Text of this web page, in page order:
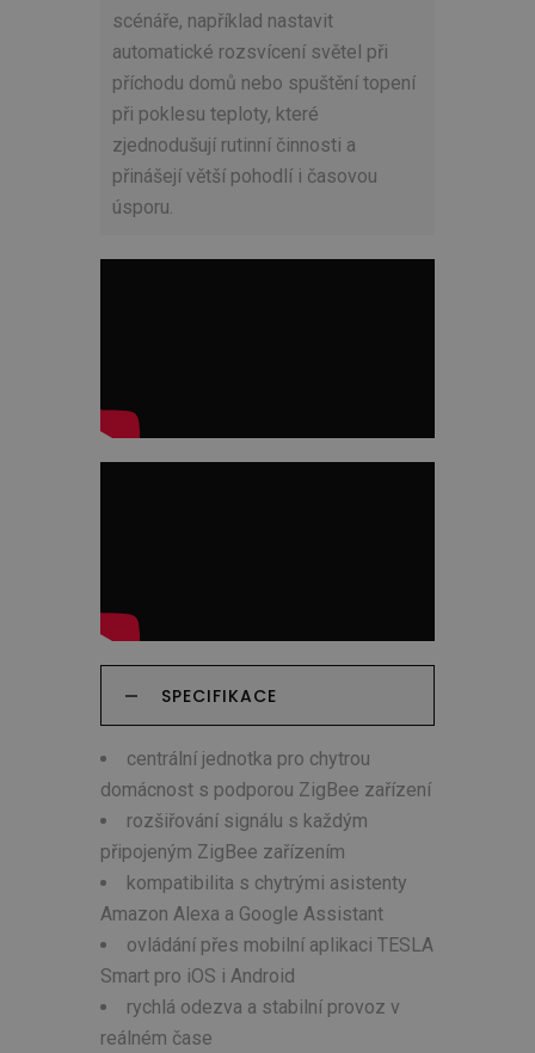
scénáře, například nastavit
automatické rozsvícení světel při
příchodu domů nebo spuštění topení
při poklesu teploty, které
zjednodušují rutinní činnosti a
přinášejí větší pohodlí i časovou
úsporu.
SPECIFIKACE
centrální jednotka pro chytrou
domácnost s podporou ZigBee zařízení
rozšiřování signálu s každým
připojeným ZigBee zařízením
kompatibilita s chytrými asistenty
Amazon Alexa a Google Assistant
ovládání přes mobilní aplikaci TESLA
Smart pro iOS i Android
rychlá odezva a stabilní provoz v
reálném čase